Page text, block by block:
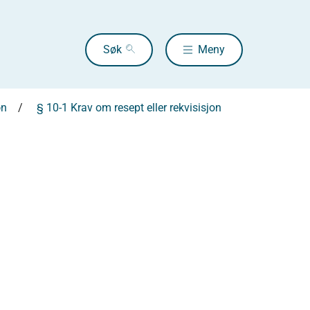
Søk Meny
§ 10-1 Krav om resept eller rekvisisjon